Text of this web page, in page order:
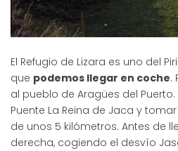
El Refugio de Lizara es uno del
que podemos llegar en coche.
al pueblo de Aragües del
Puente La Reina de Jaca y
de unos 5 kilómetros. Antes de
derecha, cogiendo el desvío